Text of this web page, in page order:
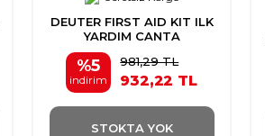
DEUTER FIRST AID KIT ILK
YARDIM CANTA
%5
indirim
981,29 TL
932,22 TL
STOKTA YOK